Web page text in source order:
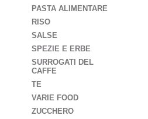
PASTA ALIMENTARE
RISO
SALSE
SPEZIE E ERBE
SURROGATI DEL
CAFFE
TE
VARIE FOOD
ZUCCHERO